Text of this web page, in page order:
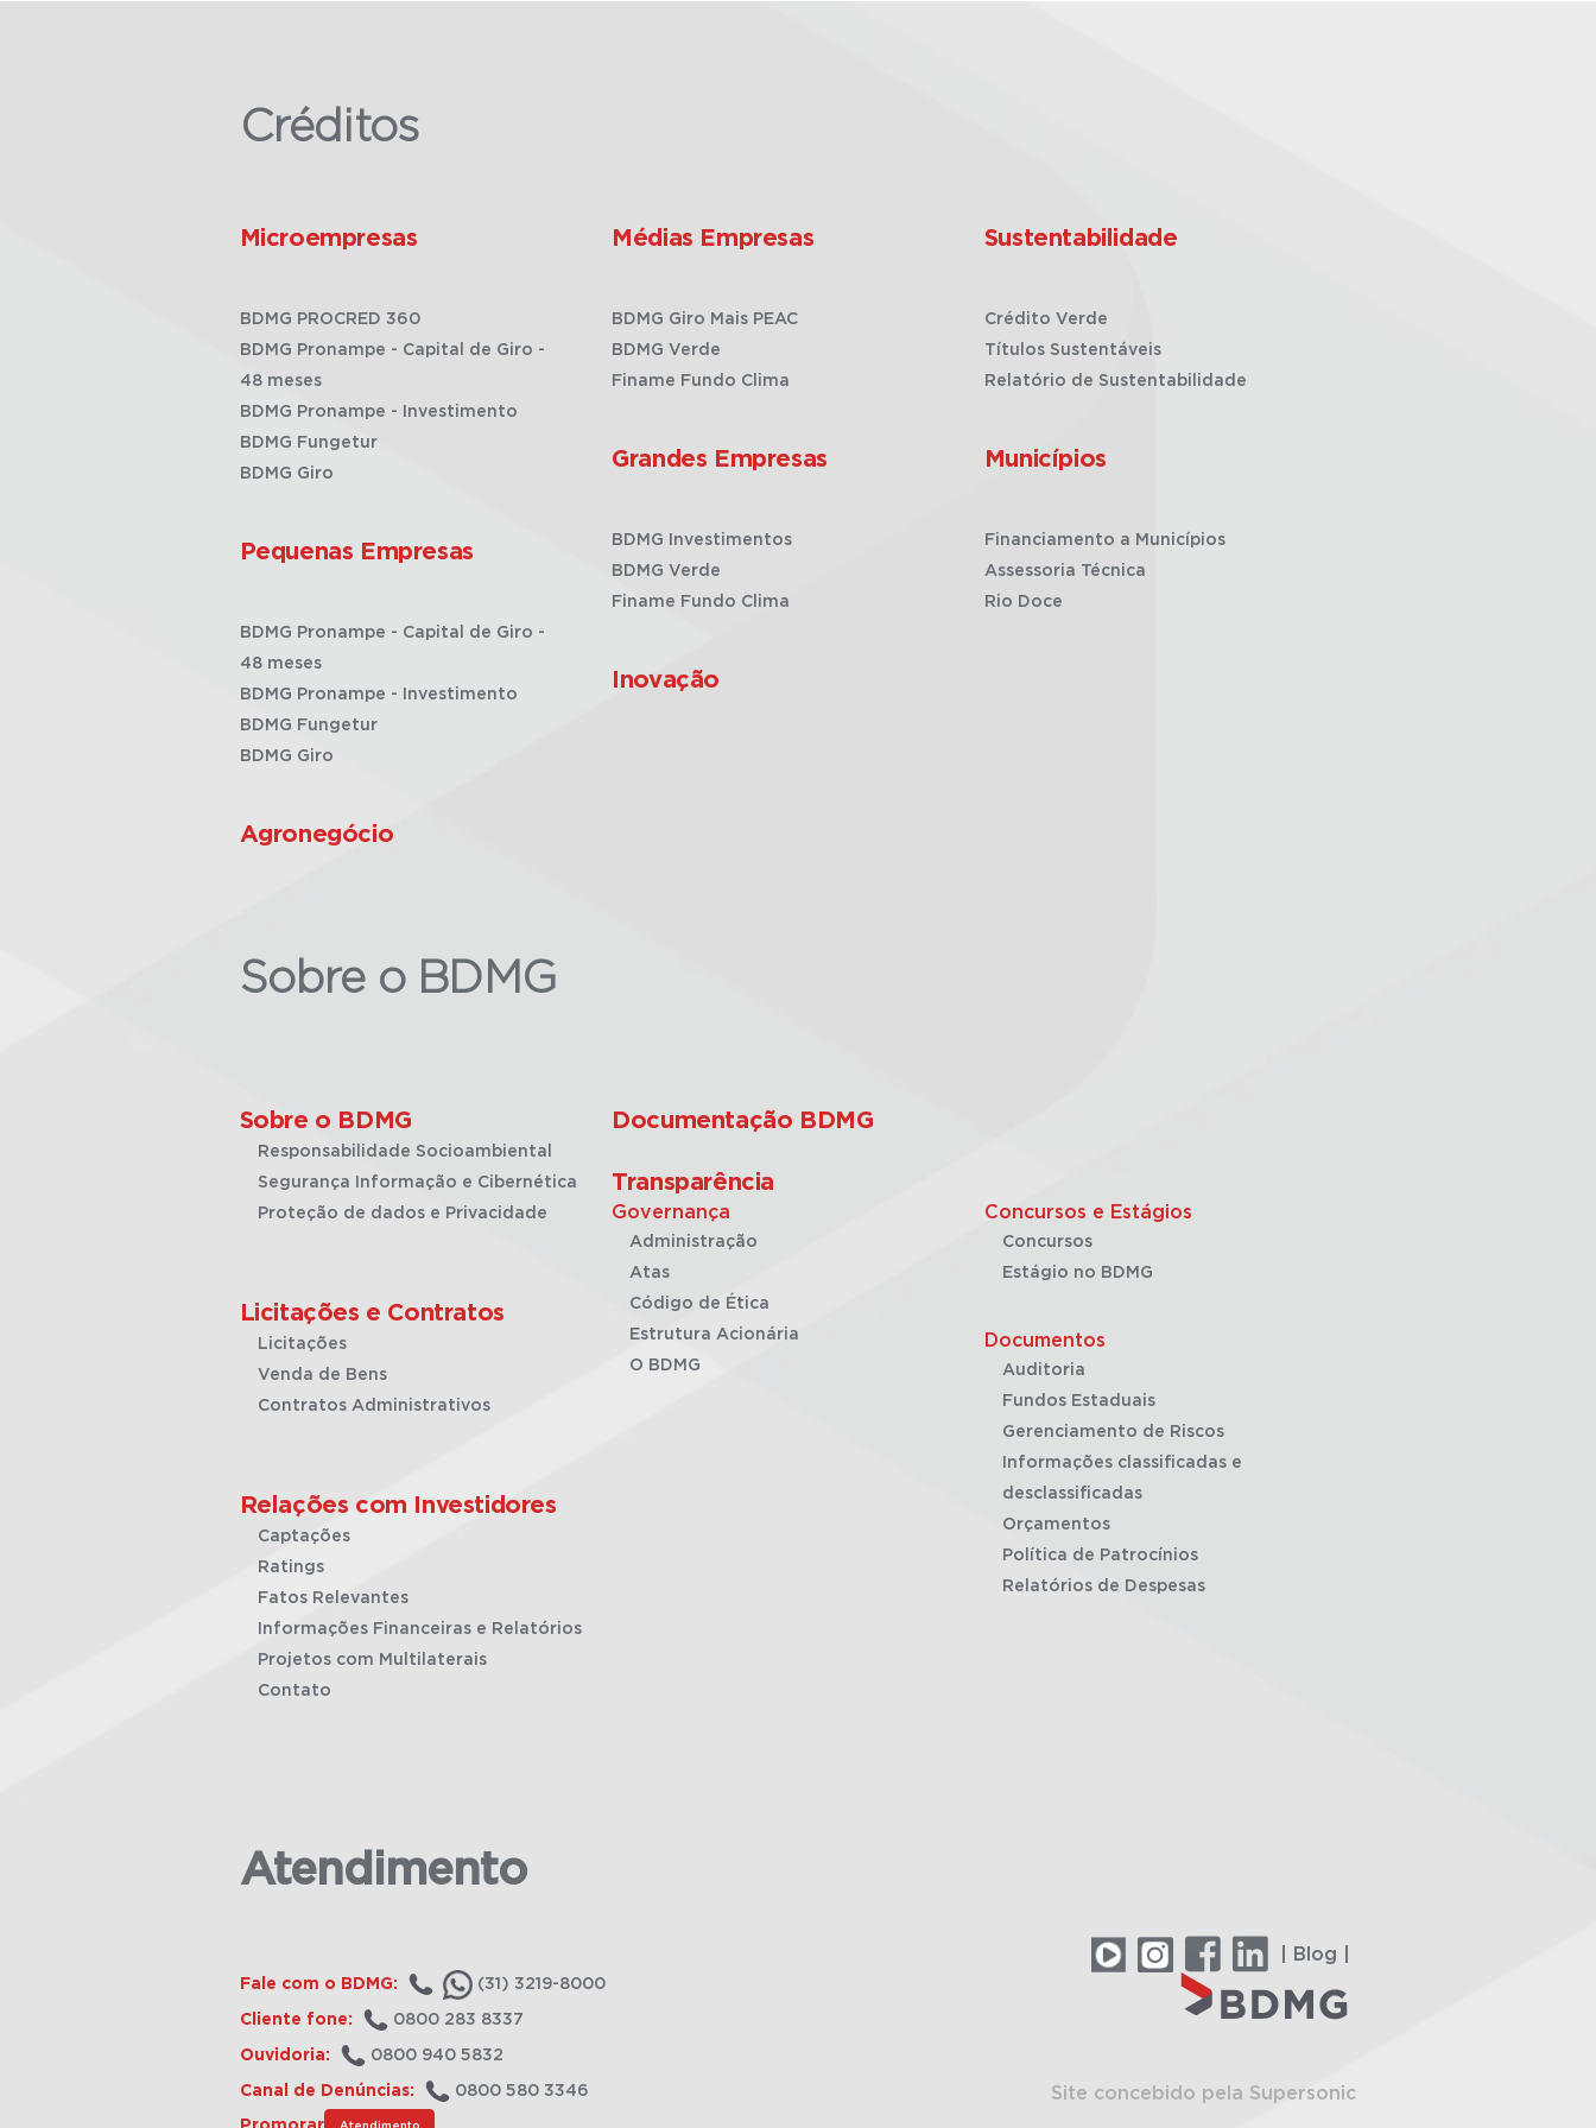
Créditos
Microempresas
BDMG PROCRED 360
BDMG Pronampe - Capital de Giro -
48 meses
BDMG Pronampe - Investimento
BDMG Fungetur
BDMG Giro
Pequenas Empresas
BDMG Pronampe - Capital de Giro -
48 meses
BDMG Pronampe - Investimento
BDMG Fungetur
BDMG Giro
Agronegócio
Médias Empresas
BDMG Giro Mais PEAC
BDMG Verde
Finame Fundo Clima
Grandes Empresas
BDMG Investimentos
BDMG Verde
Finame Fundo Clima
Inovação
Sustentabilidade
Crédito Verde
Títulos Sustentáveis
Relatório de Sustentabilidade
Municípios
Financiamento a Municípios
Assessoria Técnica
Rio Doce
Sobre o BDMG
Sobre o BDMG
Responsabilidade Socioambiental
Segurança Informação e Cibernética
Proteção de dados e Privacidade
Licitações e Contratos
Licitações
Venda de Bens
Contratos Administrativos
Relações com Investidores
Captações
Ratings
Fatos Relevantes
Informações Financeiras e Relatórios
Projetos com Multilaterais
Contato
Documentação BDMG
Transparência
Governança
Administração
Atas
Código de Ética
Estrutura Acionária
O BDMG
Concursos e Estágios
Concursos
Estágio no BDMG
Documentos
Auditoria
Fundos Estaduais
Gerenciamento de Riscos
Informações classificadas e
desclassificadas
Orçamentos
Política de Patrocínios
Relatórios de Despesas
Atendimento
Fale com o BDMG: (31) 3219-8000
Cliente fone: 0800 283 8337
Ouvidoria: 0800 940 5832
Canal de Denúncias: 0800 580 3346
Atendimento
| Blog |
Site concebido pela Supersonic